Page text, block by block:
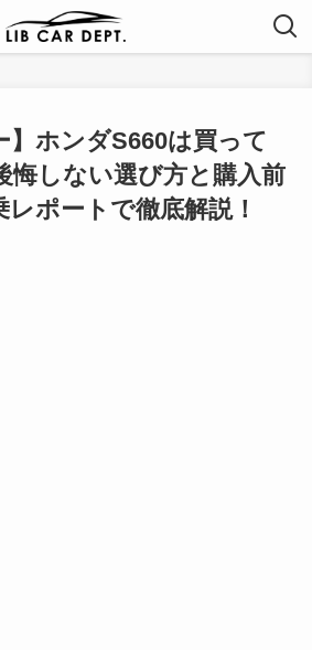
】ホンダS660は買って
悔しない選び方と購入前
ポートで徹底解説！